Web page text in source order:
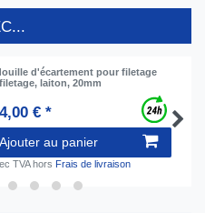
d'écartement pour filetage
laiton, 20mm
4,00 € *
Ajouter au panier
TVAhors Frais de livraison